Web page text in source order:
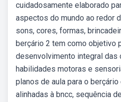
cuidadosamente elaborado
aspectos do mundo ao redor
sons, cores, formas,
berçário 2 tem como objetivo
desenvolvimento integral das
habilidades motoras e
planos de aula para o
alinhadas à bncc, sequência